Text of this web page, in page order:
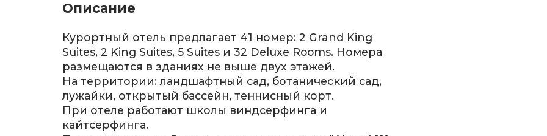
Описание
Курортный отель предлагает 41 номер: 2 Grand King
Suites, 2 King Suites, 5 Suites и 32 Deluxe Rooms. Номера
размещаются в зданиях не выше двух этажей.
На территории: ландшафтный сад, ботанический сад,
лужайки, открытый бассейн, теннисный корт.
При отеле работают школы виндсерфинга и
кайтсерфинга.